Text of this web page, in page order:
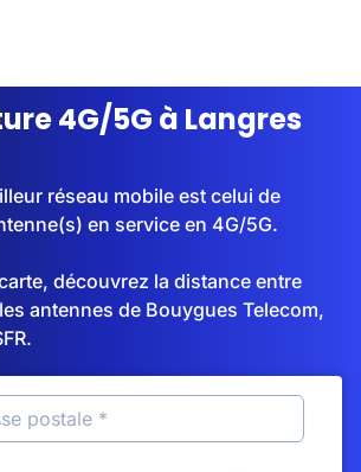
4G/5G à Langres
réseau mobile est celui de
en service en 4G/5G.
découvrez la distance entre
antennes de Bouygues Telecom,